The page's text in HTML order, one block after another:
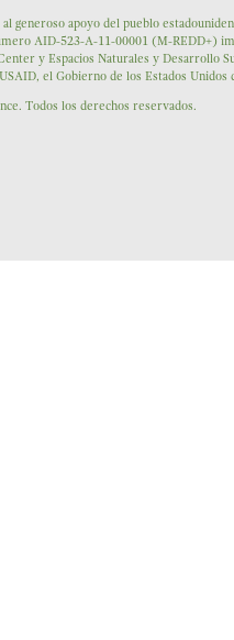
generoso apoyo del pueblo
AID-523-A-11-00001 (M-REDD+)
y Espacios Naturales y Desarrollo
el Gobierno de los Estados Unidos
Todos los derechos reservados.